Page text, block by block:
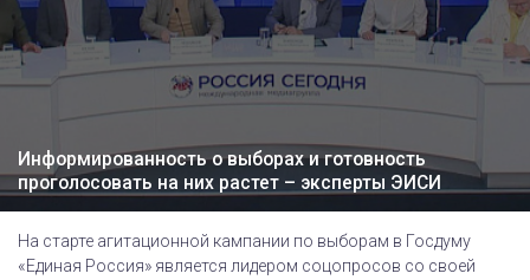
Информированность о выборах и готовность
проголосовать на них растет – эксперты ЭИСИ
На старте агитационной кампании по выборам в Госдуму
«Единая Россия» является лидером соцопросов со своей